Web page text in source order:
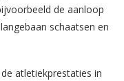
de aanloop
schaatsen en
atletiekprestaties in